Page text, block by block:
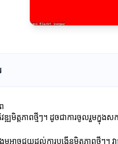
ឌ្ឍមិត្តភាពថ្មីៗ។ ដូចជាការចូលរួមក្នុង
មអាចជួយដល់ការបង្កើនមិត្តភាពថ្មីៗ